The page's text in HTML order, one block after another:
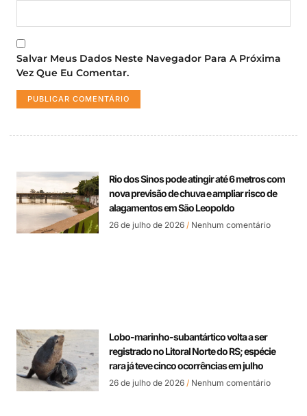
Salvar Meus Dados Neste Navegador Para A Próxima
Vez Que Eu Comentar.
Rio dos Sinos pode atingir até 6 metros com
nova previsão de chuva e ampliar risco de
alagamentos em São Leopoldo
26 de julho de 2026 Nenhum comentário
Lobo-marinho-subantártico volta a ser
registrado no Litoral Norte do RS; espécie
rara já teve cinco ocorrências em julho
26 de julho de 2026 Nenhum comentário